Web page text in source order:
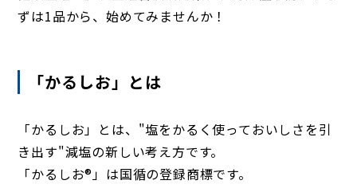
ずは1品から、始めてみませんか！
「かるしお」とは
「かるしお」とは、"塩をかるく使っておいしさを引
き出す"減塩の新しい考え方です。
「かるしお®」は国循の登録商標です。